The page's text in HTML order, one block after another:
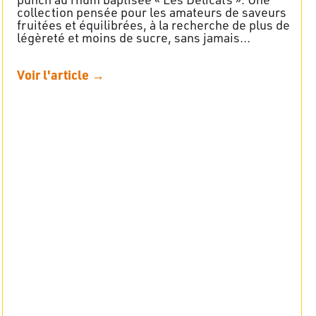
collection pensée pour les amateurs de saveurs
fruitées et équilibrées, à la recherche de plus de
légèreté et moins de sucre, sans jamais…
Voir l'article →